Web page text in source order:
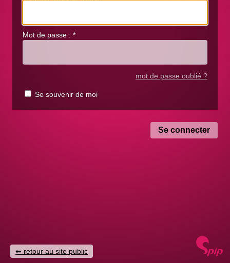
Mot de passe : *
mot de passe oublié ?
Se souvenir de moi
retour au site public